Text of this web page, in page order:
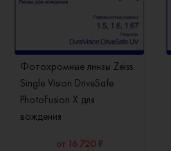
Фотохромные линзы Zeiss
Single Vision DriveSafe
PhotoFusion X для
вождения
от 16 720 ₽